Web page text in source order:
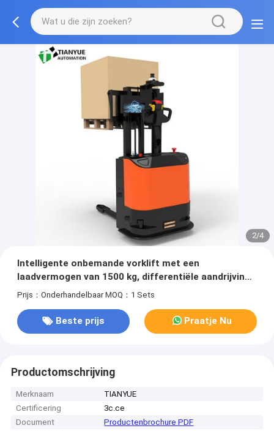
2/4
Intelligente onbemande vorklift met een
laadvermogen van 1500 kg, differentiële aandrijving
en een lithium-ijzerfosfaatbatterij voor het
Prijs：Onderhandelbaar MOQ：1 Sets
Beste prijs Praatje Nu
Productomschrijving
Merknaam
TIANYUE
Certificering
3c.ce
Document
Productenbrochure PDF